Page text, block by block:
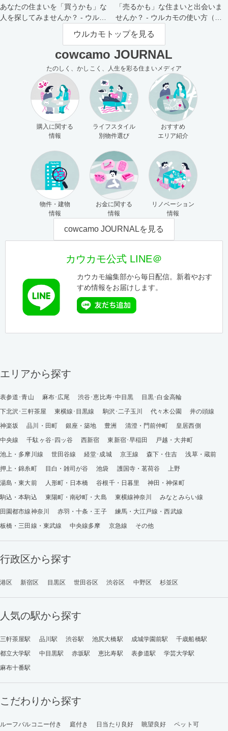
あなたの住まいを「買うかも」な
人を探してみませんか？ - ウルカ
「売るかも」な住まいと出会いま
せんか？ - ウルカモの使い方（買
主さま向け）
ウルカモトップを見る
cowcamo JOURNAL
たのしく、かしこく、人生を彩る住まいメディア
購入に関する
情報
ライフスタイル
別物件選び
おすすめ
エリア紹介
物件・建物
情報
お金に関する
情報
リノベーション
情報
cowcamo JOURNALを見る
カウカモ公式 LINE＠
カウカモ編集部から毎日配信。新着やおす
すめ情報をお届けします。
エリアから探す
表参道･青山 麻布･広尾 渋谷･恵比寿･中目黒
目黒･白金高輪
下北沢･三軒茶屋
東横線･目黒線 駒沢･二子玉川 代々木公園
井の頭線
神楽坂
品川・田町 銀座・築地 豊洲 清澄・門前仲町
皇居西側
中央線
千駄ヶ谷･四ッ谷 西新宿 東新宿･早稲田
戸越・大井町
池上・多摩川線
世田谷線 経堂･成城 京王線 森下・住吉
浅草・蔵前
押上・錦糸町
目白・雑司が谷 池袋 護国寺・茗荷谷
上野
湯島・東大前
人形町・日本橋 谷根千・日暮里
神田・神保町
駒込・本駒込
東陽町・南砂町・大島 東横線神奈川
みなとみらい線
田園都市線神奈川
赤羽・十条・王子
練馬・大江戸線・西武線
板橋・三田線・東武線
中央線多摩 京急線 その他
行政区から探す
港区 新宿区 目黒区 世田谷区 渋谷区 中野区 杉並区
人気の駅から探す
三軒茶屋駅 品川駅 渋谷駅 池尻大橋駅 成城学園前駅
千歳船橋駅
都立大学駅
中目黒駅 赤坂駅 恵比寿駅 表参道駅
学芸大学駅
麻布十番駅
こだわりから探す
ルーフバルコニー付き 庭付き 日当たり良好 眺望良好
ペット可